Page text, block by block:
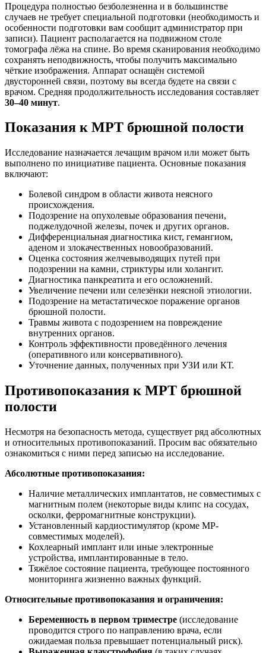
Процедура полностью безболезненна и в большинстве
случаев не требует специальной подготовки (необходимость и
особенности подготовки вам сообщит администратор при
записи). Пациент располагается на подвижном столе
томографа лёжа на спине. Во время сканирования необходимо
сохранять неподвижность, чтобы получить максимально
чёткие изображения. Аппарат оснащён системой
двусторонней связи, поэтому вы всегда будете на связи с
врачом. Средняя продолжительность исследования составляет
30–40 минут.
Показания к МРТ брюшной полости
Исследование назначается лечащим врачом или может быть
выполнено по инициативе пациента. Основные показания
включают:
Болевой синдром в области живота неясного
происхождения.
Подозрение на опухолевые образования печени,
поджелудочной железы, почек и других органов.
Дифференциальная диагностика кист, гемангиом,
аденом и злокачественных новообразований.
Оценка состояния желчевыводящих путей при
подозрении на камни, стриктуры или холангит.
Диагностика панкреатита и его осложнений.
Увеличение печени или селезёнки неясной этиологии.
Подозрение на метастатическое поражение органов
брюшной полости.
Травмы живота с подозрением на повреждение
внутренних органов.
Контроль эффективности проведённого лечения
(оперативного или консервативного).
Уточнение данных, полученных при УЗИ или КТ.
Противопоказания к МРТ брюшной
полости
Несмотря на безопасность метода, существует ряд абсолютных
и относительных противопоказаний. Просим вас обязательно
ознакомиться с ними перед записью на исследование.
Абсолютные противопоказания:
Наличие металлических имплантатов, не совместимых с
магнитным полем (некоторые виды клипс на сосудах,
осколки, ферромагнитные конструкции).
Установленный кардиостимулятор (кроме МР-
совместимых моделей).
Кохлеарный имплант или иные электронные
устройства, имплантированные в тело.
Тяжёлое состояние пациента, требующее постоянного
мониторинга жизненно важных функций.
Относительные противопоказания и ограничения:
Беременность в первом триместре (исследование
проводится строго по направлению врача, если
ожидаемая польза превышает потенциальный риск).